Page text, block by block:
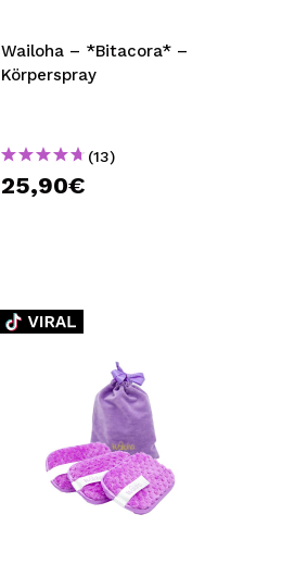
Wailoha – *Bitacora* –
Körperspray
(13)
25,90€